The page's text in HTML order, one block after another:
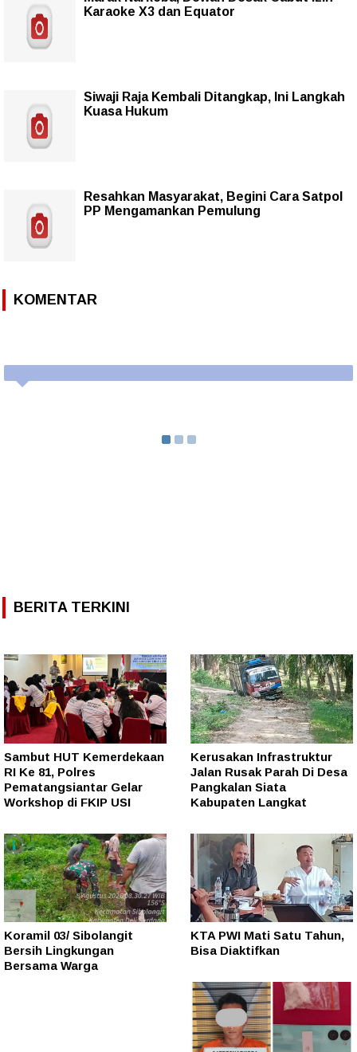
Karaoke X3 dan Equator
Siwaji Raja Kembali Ditangkap, Ini Langkah
Kuasa Hukum
Resahkan Masyarakat, Begini Cara Satpol
PP Mengamankan Pemulung
KOMENTAR
BERITA TERKINI
Sambut HUT Kemerdekaan
RI Ke 81, Polres
Pematangsiantar Gelar
Workshop di FKIP USI
Kerusakan Infrastruktur
Jalan Rusak Parah Di Desa
Pangkalan Siata
Kabupaten Langkat
Koramil 03/ Sibolangit
Bersih Lingkungan
Bersama Warga
KTA PWI Mati Satu Tahun,
Bisa Diaktifkan